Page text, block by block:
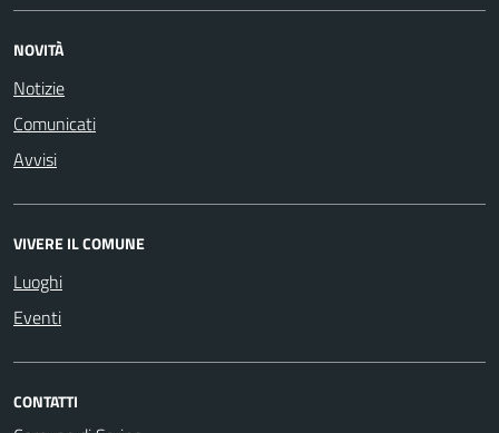
NOVITÀ
Notizie
Comunicati
Avvisi
VIVERE IL COMUNE
Luoghi
Eventi
CONTATTI